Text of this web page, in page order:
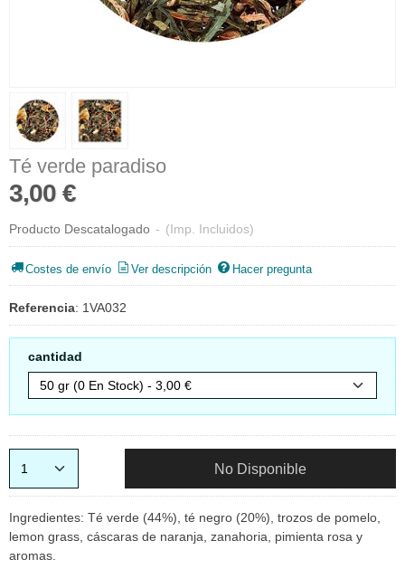
Té verde paradiso
3,00 €
Producto Descatalogado - (Imp. Incluidos)
Costes de envío Ver descripción Hacer pregunta
Referencia: 1VA032
cantidad
No Disponible
Ingredientes: Té verde (44%), té negro (20%), trozos de pomelo,
lemon grass, cáscaras de naranja, zanahoria, pimienta rosa y
aromas.